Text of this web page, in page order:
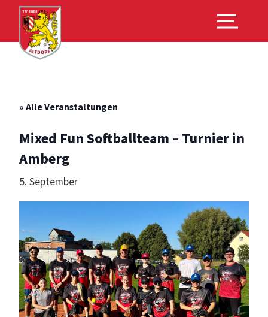
« Alle Veranstaltungen
Mixed Fun Softballteam – Turnier in
Amberg
5. September